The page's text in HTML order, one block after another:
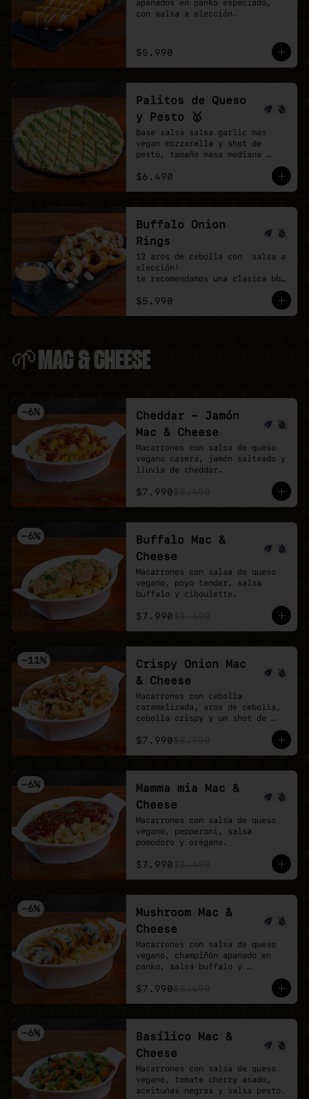
apanados en panko especiado,
con salsa a elección.
$5.990
Palitos de Queso
y Pesto 🥇
Base salsa salsa garlic mas
vegan mozzarella y shot de
pesto, tamaño masa mediana
$6.490
Buffalo Onion
Rings
12 aros de cebolla con  salsa a
elección!
te recomendamos una clasica bbq
y agregar una buffalo picante!
$5.990
🌱MAC & CHEESE
-6%
Cheddar - Jamón
Mac & Cheese
Macarrones con salsa de queso
vegano casera, jamón salteado y
lluvia de cheddar.
$7.990
-6%
Buffalo Mac &
Cheese
Macarrones con salsa de queso
vegano, poyo tender, salsa
buffalo y ciboulette.
$7.990
-11%
Crispy Onion Mac
& Cheese
Macarrones con cebolla
caramelizada, aros de cebolla,
cebolla crispy y un shot de
$7.990
-6%
Mamma mia Mac &
Cheese
Macarrones con salsa de queso
vegano, pepperoni, salsa
pomodoro y orégano.
$7.990
-6%
Mushroom Mac &
Cheese
Macarrones con salsa de queso
vegano, champiñón apanado en
panko, salsa buffalo y
$7.990
-6%
Basílico Mac &
Cheese
Macarrones con salsa de queso
vegano, tomate cherry asado,
aceitunas negras y salsa pesto.